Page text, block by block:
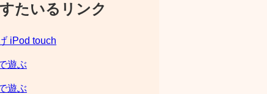
たいるリンク
iPod touch
遊ぶ
遊ぶ